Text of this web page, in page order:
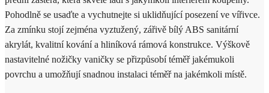
Pohodlně se usaďte a vychutnejte si uklidňující posezení ve vířivce.
Za zmínku stojí zejména vyztužený, zářivě bílý ABS sanitární
akrylát, kvalitní kování a hliníková rámová konstrukce. Výškově
nastavitelné nožičky vaničky se přizpůsobí téměř jakémukoli
povrchu a umožňují snadnou instalaci téměř na jakémkoli místě.